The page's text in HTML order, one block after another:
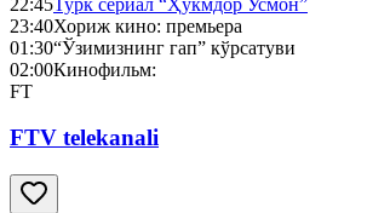
23:40Хориж кино: премьера
01:30“Ўзимизнинг гап” кўрсатуви
02:00Кинофильм:
FT
FTV telekanali